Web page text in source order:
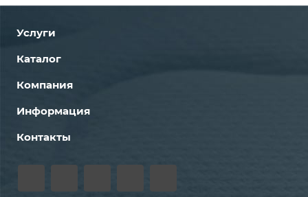
Услуги
Каталог
Компания
Информация
Контакты